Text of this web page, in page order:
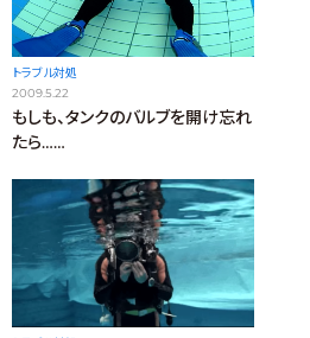
トラブル対処
2009.5.22
もしも、タンクのバルブを開け忘れ
たら……